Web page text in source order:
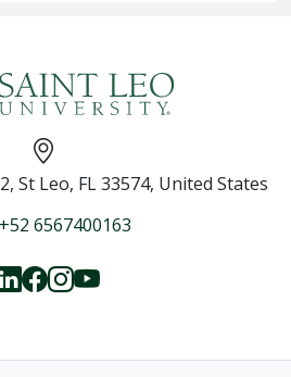
St Leo, FL 33574, United States
+52 6567400163